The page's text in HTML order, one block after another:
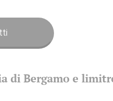
di Bergamo e